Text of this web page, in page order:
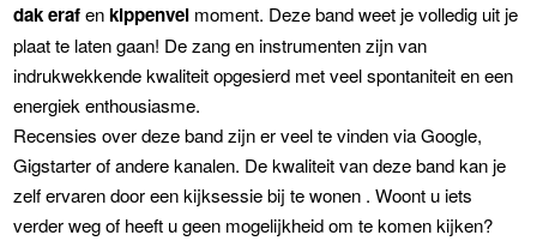
dak erafenkippenvel moment. Deze band weet je volledig uit je
plaat te laten gaan! De zang en instrumenten zijn van
indrukwekkende kwaliteit opgesierd met veel spontaniteit en een
energiek enthousiasme.
Recensies over deze band zijn er veel te vinden via Google,
Gigstarter of andere kanalen. De kwaliteit van deze band kan je
zelf ervaren door een kijksessie bij te wonen . Woont u iets
verder weg of heeft u geen mogelijkheid om te komen kijken?